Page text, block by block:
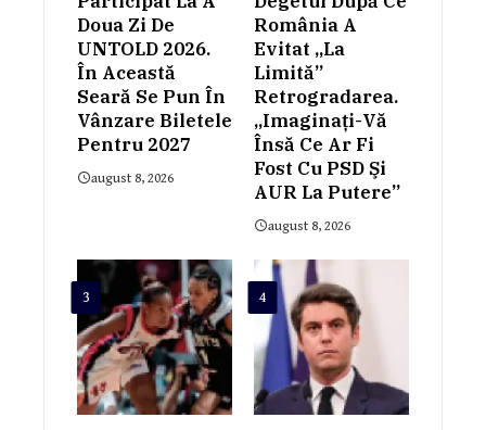
Doua Zi De
UNTOLD 2026.
În Această
Seară Se Pun În
Vânzare Biletele
Pentru 2027
august 8, 2026
România A
Evitat „la
Limită”
Retrogradarea.
„Imaginaţi-Vă
Însă Ce Ar Fi
Fost Cu PSD Şi
AUR La Putere”
august 8, 2026
3 4